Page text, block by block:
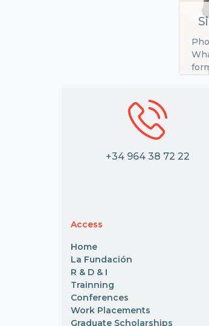
+34 964 38 72 22
Access
Home
La Fundación
R & D & I
Trainning
Conferences
Work Placements
Graduate Scholarships